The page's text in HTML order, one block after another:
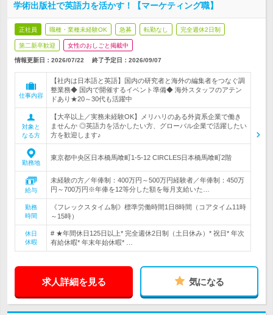
学術出版社で英語力を活かす！【マーケティング職】
正社員 職種・業種未経験OK 急募 転勤なし 完全週休2日制
第二新卒歓迎 女性のおしごと掲載中
情報更新日：2026/07/22 終了予定日： 2026/09/07
仕事内容
【社内は日本語と英語】国内の研究者と海外の編集者をつなぐ調
整業務◆ 国内で開催するイベント準備◆ 海外スタッフのアテン
ドあり★20～30代も活躍中
対象と
なる方
【大卒以上／実務未経験OK】メリハリのある外資系企業で働き
ませんか ◎英語力を活かしたい方、グローバル企業で活躍したい
方を歓迎します♪
勤務地
東京都中央区日本橋馬喰町1-5-12 CIRCLES日本橋馬喰町2階
給与
未経験の方／年俸制：400万円～500万円経験者／年俸制：450万
円～700万円※年俸を12等分した額を毎月支給いた…
勤務
時間
《フレックスタイム制》標準労働時間1日8時間（コアタイム11時
～15時）
休日
休暇
# ★年間休日125日以上* 完全週休2日制（土日休み）* 祝日* 年次
有給休暇* 年末年始休暇* …
求人詳細を見る 気になる